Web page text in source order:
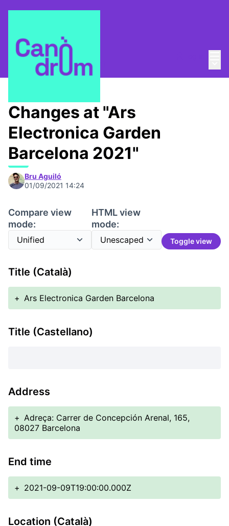
/ Canòdrom Obert
Changes at "Ars
Electronica Garden
Barcelona 2021"
Bru Aguiló
01/09/2021 14:24
Compare view
mode:
HTML view
mode:
Toggle view
Title (Català)
+ Ars Electronica Garden Barcelona
Title (Castellano)
Address
+ Adreça: Carrer de Concepción Arenal, 165,
08027 Barcelona
End time
+ 2021-09-09T19:00:00.000Z
Location (Català)